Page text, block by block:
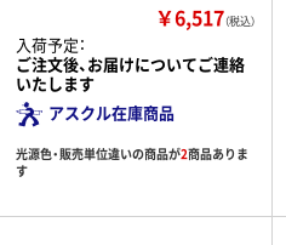
￥6,517（税込）
入荷予定：
ご注文後、お届けについてご連絡
いたします
アスクル在庫商品
光源色・販売単位違いの商品が2商品ありま
す